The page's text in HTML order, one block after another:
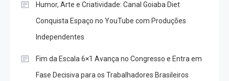
Humor, Arte e Criatividade: Canal Goiaba Diet
Conquista Espaço no YouTube com Produções
Independentes
Fim da Escala 6×1 Avança no Congresso e Entra em
Fase Decisiva para os Trabalhadores Brasileiros